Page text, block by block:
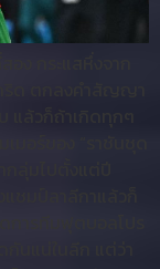
กระแสหึ่งจาก
ริด ตกลงคำสัญญา
มอร์ของ “ราชันชุด
ลุ่มไปตั้งแต่ปี
ชมป์ลาลีกาแล้วก็
ารทีมฟุตบอลโปร
นแน่ในลีก แต่ว่า